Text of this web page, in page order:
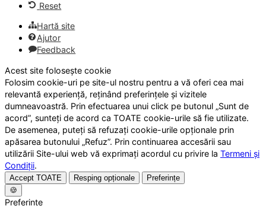
Reset
Hartă site
Ajutor
Feedback
Acest site folosește cookie
Folosim cookie-uri pe site-ul nostru pentru a vă oferi cea mai
relevantă experiență, reținând preferințele și vizitele
dumneavoastră. Prin efectuarea unui click pe butonul „Sunt de
acord”, sunteți de acord ca TOATE cookie-urile să fie utilizate.
De asemenea, puteți să refuzați cookie-urile opționale prin
apăsarea butonului „Refuz”. Prin continuarea accesării sau
utilizării Site-ului web vă exprimați acordul cu privire la Termeni și
Condiții.
Accept TOATE Resping opționale
Preferințe
🍪
Preferințe